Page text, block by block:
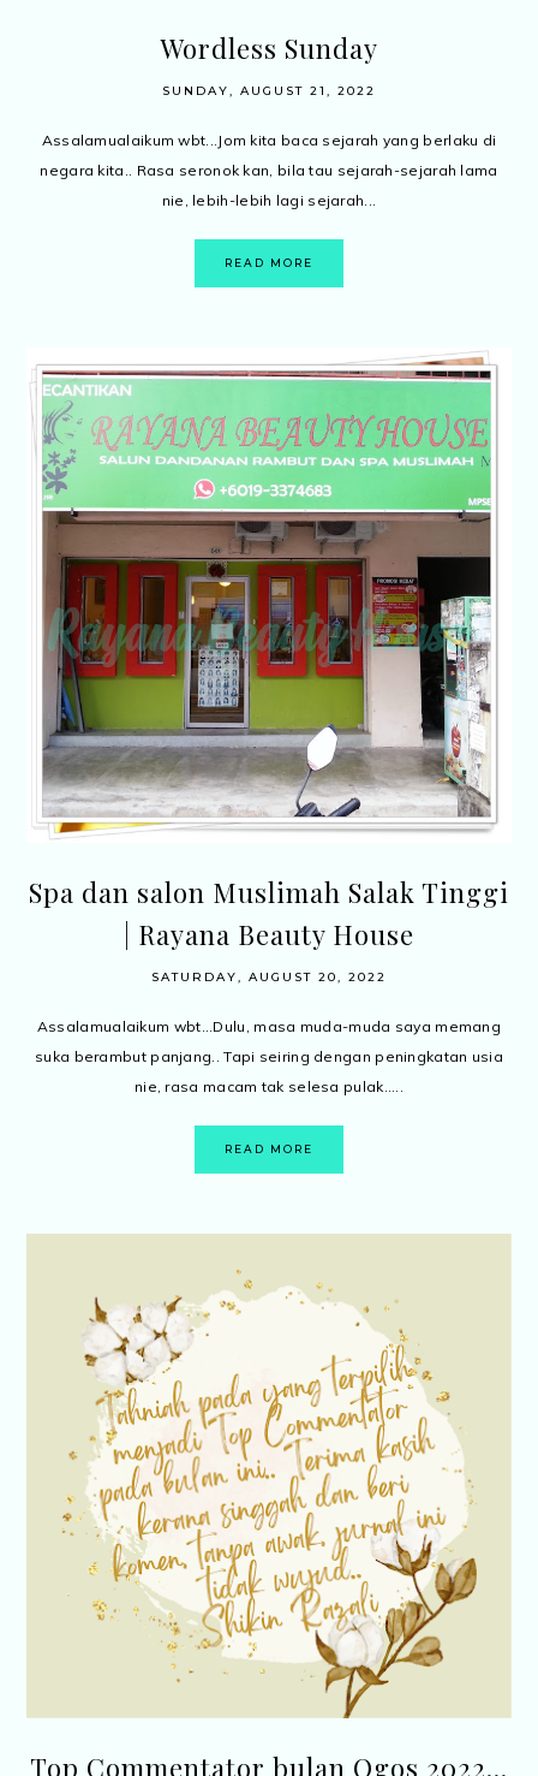
Wordless Sunday
SUNDAY, AUGUST 21, 2022
Assalamualaikum wbt...Jom kita baca sejarah yang berlaku di
negara kita.. Rasa seronok kan, bila tau sejarah-sejarah lama
nie, lebih-lebih lagi sejarah...
READ MORE
Spa dan salon Muslimah Salak Tinggi
| Rayana Beauty House
SATURDAY, AUGUST 20, 2022
Assalamualaikum wbt...Dulu, masa muda-muda saya memang
suka berambut panjang.. Tapi seiring dengan peningkatan usia
nie, rasa macam tak selesa pulak.....
READ MORE
Top Commentator bulan Ogos 2022...